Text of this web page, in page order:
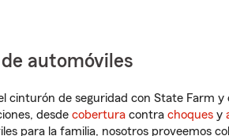
automóviles
cinturón de seguridad con State Farm y
desde cobertura contra choques y
para la familia, nosotros proveemos